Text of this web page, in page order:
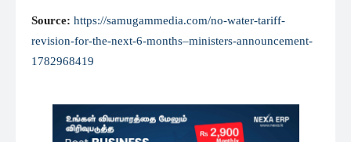
Source: https://samugammedia.com/no-water-tariff-
revision-for-the-next-6-months–ministers-announcement-
1782968419